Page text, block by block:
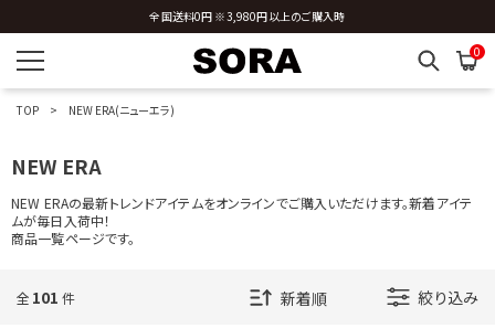
全国送料0円 ※3,980円以上のご購入時
0
TOP NEW ERA(ニューエラ)
NEW ERA
NEW ERAの最新トレンドアイテムをオンラインでご購入いただけます。新着アイテ
ムが毎日入荷中！
商品一覧ページです。
全 101 件 絞り込み